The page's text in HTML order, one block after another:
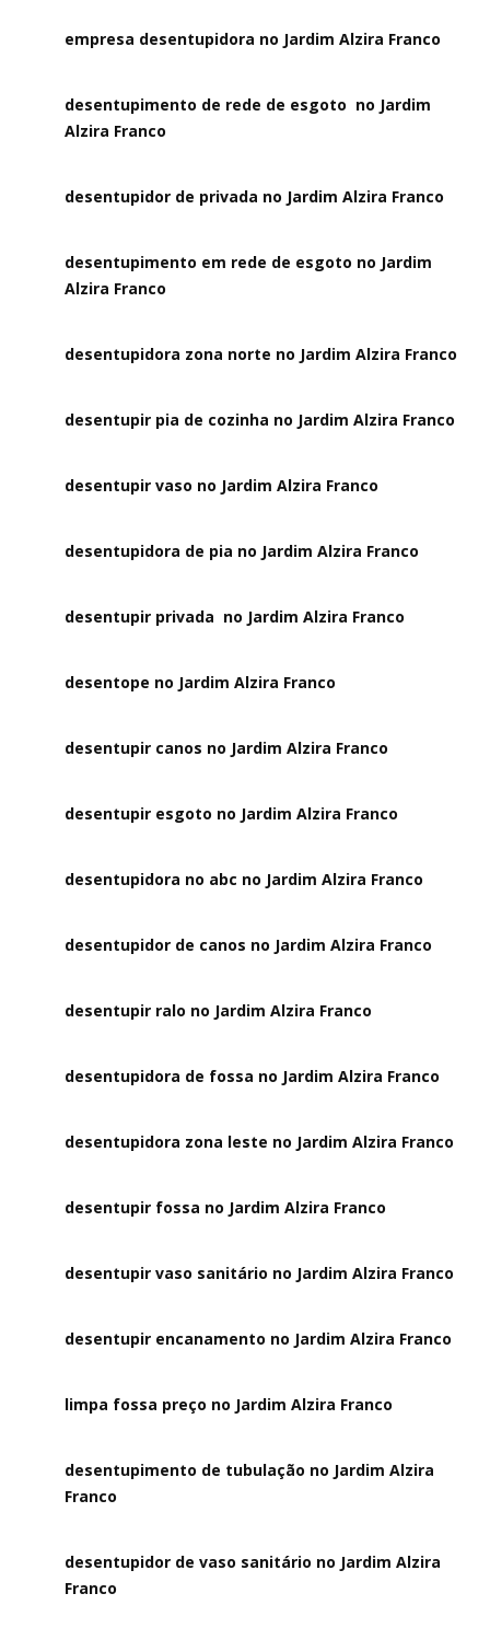
empresa desentupidora no Jardim Alzira Franco
desentupimento de rede de esgoto no Jardim
Alzira Franco
desentupidor de privada no Jardim Alzira Franco
desentupimento em rede de esgoto no Jardim
Alzira Franco
desentupidora zona norte no Jardim Alzira Franco
desentupir pia de cozinha no Jardim Alzira Franco
desentupir vaso no Jardim Alzira Franco
desentupidora de pia no Jardim Alzira Franco
desentupir privada no Jardim Alzira Franco
desentope no Jardim Alzira Franco
desentupir canos no Jardim Alzira Franco
desentupir esgoto no Jardim Alzira Franco
desentupidora no abc no Jardim Alzira Franco
desentupidor de canos no Jardim Alzira Franco
desentupir ralo no Jardim Alzira Franco
desentupidora de fossa no Jardim Alzira Franco
desentupidora zona leste no Jardim Alzira Franco
desentupir fossa no Jardim Alzira Franco
desentupir vaso sanitário no Jardim Alzira Franco
desentupir encanamento no Jardim Alzira Franco
limpa fossa preço no Jardim Alzira Franco
desentupimento de tubulação no Jardim Alzira
Franco
desentupidor de vaso sanitário no Jardim Alzira
Franco